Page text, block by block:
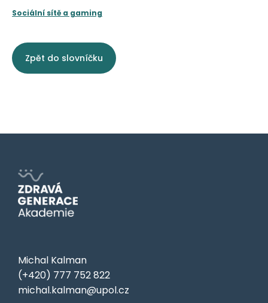
Sociální sítě a gaming
Zpět do slovníčku
Michal Kalman
(+420) 777 752 822
michal.kalman@upol.cz